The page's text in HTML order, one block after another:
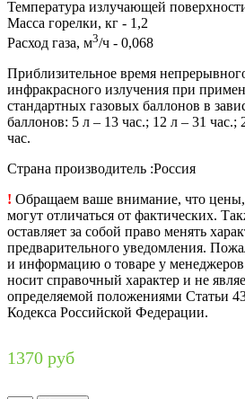
Температура излучающей
Масса горелки, кг - 1,2
Расход газа, м3/ч - 0,068
Приблизительное время
инфракрасного излучения при
стандартных газовых баллонов в
баллонов: 5 л – 13 час.; 12 л – 31 час.;
час.
Страна производитель :Россия
! Обращаем ваше внимание, что цены,
могут отличаться от фактических.
оставляет за собой право менять
предварительного уведомления.
и информацию о товаре у
носит справочный характер и не
определяемой положениями Статьи
Кодекса Российской Федерации.
1370 руб